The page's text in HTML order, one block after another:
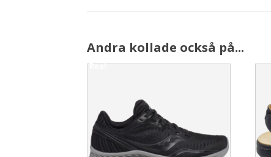
Andra kollade också på...
Rea!
multiple
variants.
The
options
The